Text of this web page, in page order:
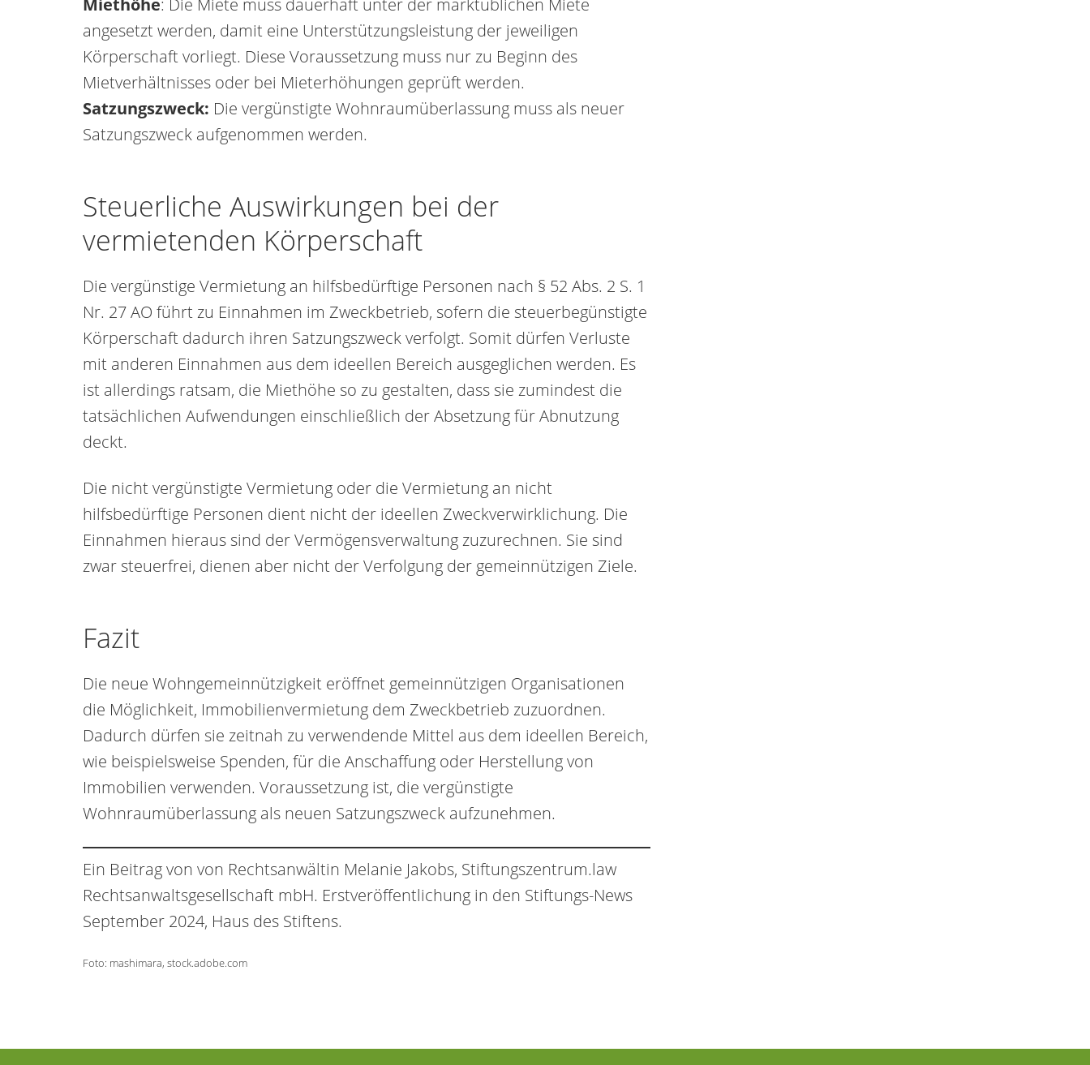
Miethöhe: Die Miete muss dauerhaft unter der marktüblichen Miete
angesetzt werden, damit eine Unterstützungsleistung der jeweiligen
Körperschaft vorliegt. Diese Voraussetzung muss nur zu Beginn des
Mietverhältnisses oder bei Mieterhöhungen geprüft werden.
Satzungszweck: Die vergünstigte Wohnraumüberlassung muss als neuer
Satzungszweck aufgenommen werden.
Steuerliche Auswirkungen bei der
vermietenden Körperschaft
Die vergünstige Vermietung an hilfsbedürftige Personen nach § 52 Abs. 2 S. 1
Nr. 27 AO führt zu Einnahmen im Zweckbetrieb, sofern die steuerbegünstigte
Körperschaft dadurch ihren Satzungszweck verfolgt. Somit dürfen Verluste
mit anderen Einnahmen aus dem ideellen Bereich ausgeglichen werden. Es
ist allerdings ratsam, die Miethöhe so zu gestalten, dass sie zumindest die
tatsächlichen Aufwendungen einschließlich der Absetzung für Abnutzung
deckt.
Die nicht vergünstigte Vermietung oder die Vermietung an nicht
hilfsbedürftige Personen dient nicht der ideellen Zweckverwirklichung. Die
Einnahmen hieraus sind der Vermögensverwaltung zuzurechnen. Sie sind
zwar steuerfrei, dienen aber nicht der Verfolgung der gemeinnützigen Ziele.
Fazit
Die neue Wohngemeinnützigkeit eröffnet gemeinnützigen Organisationen
die Möglichkeit, Immobilienvermietung dem Zweckbetrieb zuzuordnen.
Dadurch dürfen sie zeitnah zu verwendende Mittel aus dem ideellen Bereich,
wie beispielsweise Spenden, für die Anschaffung oder Herstellung von
Immobilien verwenden. Voraussetzung ist, die vergünstigte
Wohnraumüberlassung als neuen Satzungszweck aufzunehmen.
Ein Beitrag von von Rechtsanwältin Melanie Jakobs, Stiftungszentrum.law
Rechtsanwaltsgesellschaft mbH. Erstveröffentlichung in den Stiftungs-News
September 2024, Haus des Stiftens.
Foto: mashimara, stock.adobe.com